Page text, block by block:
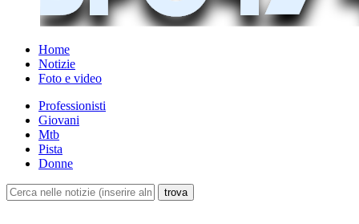
Home
Notizie
Foto e video
Professionisti
Giovani
Mtb
Pista
Donne